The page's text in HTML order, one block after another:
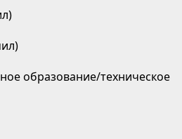
образование/техническое